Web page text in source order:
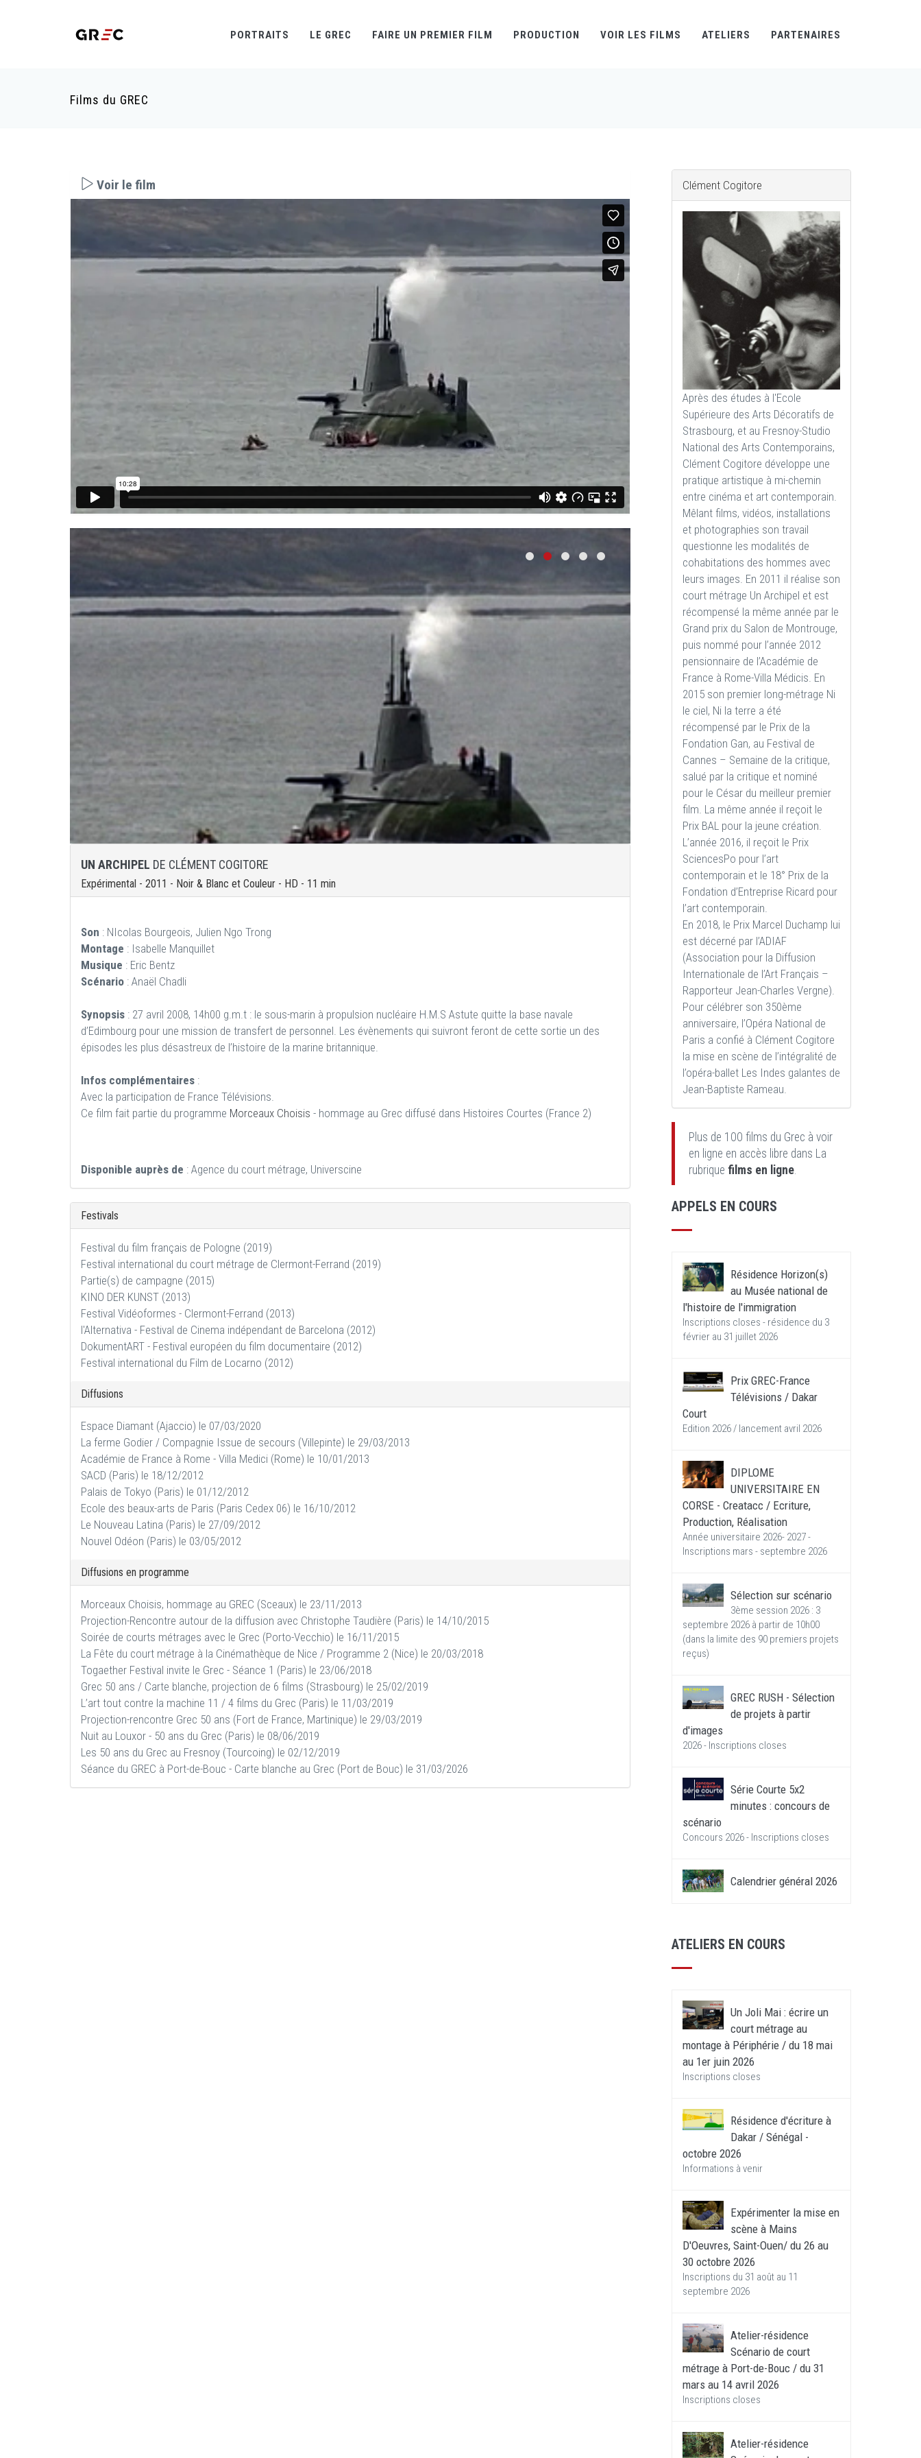
PORTRAITS LE GREC FAIRE UN PREMIER FILM PRODUCTION VOIR LES FILMS ATELIERS PARTENAIRES
Films du GREC
Voir le film
UN ARCHIPEL DE CLÉMENT COGITORE
Expérimental - 2011 - Noir & Blanc et Couleur - HD - 11 min
Son : NIcolas Bourgeois, Julien Ngo Trong
Montage : Isabelle Manquillet
Musique : Eric Bentz
Scénario : Anaël Chadli
Synopsis : 27 avril 2008, 14h00 g.m.t : le sous-marin à propulsion nucléaire H.M.S Astute quitte la base navale
d’Edimbourg pour une mission de transfert de personnel. Les évènements qui suivront feront de cette sortie un des
épisodes les plus désastreux de l’histoire de la marine britannique.
Infos complémentaires :
Avec la participation de France Télévisions.
Ce film fait partie du programme Morceaux Choisis - hommage au Grec diffusé dans Histoires Courtes (France 2)
Disponible auprès de : Agence du court métrage, Universcine
Festivals
Festival du film français de Pologne (2019)
Festival international du court métrage de Clermont-Ferrand (2019)
Partie(s) de campagne (2015)
KINO DER KUNST (2013)
Festival Vidéoformes - Clermont-Ferrand (2013)
l'Alternativa - Festival de Cinema indépendant de Barcelona (2012)
DokumentART - Festival européen du film documentaire (2012)
Festival international du Film de Locarno (2012)
Diffusions
Espace Diamant (Ajaccio) le 07/03/2020
La ferme Godier / Compagnie Issue de secours (Villepinte) le 29/03/2013
Académie de France à Rome - Villa Medici (Rome) le 10/01/2013
SACD (Paris) le 18/12/2012
Palais de Tokyo (Paris) le 01/12/2012
Ecole des beaux-arts de Paris (Paris Cedex 06) le 16/10/2012
Le Nouveau Latina (Paris) le 27/09/2012
Nouvel Odéon (Paris) le 03/05/2012
Diffusions en programme
Morceaux Choisis, hommage au GREC (Sceaux) le 23/11/2013
Projection-Rencontre autour de la diffusion avec Christophe Taudière (Paris) le 14/10/2015
Soirée de courts métrages avec le Grec (Porto-Vecchio) le 16/11/2015
La Fête du court métrage à la Cinémathèque de Nice / Programme 2 (Nice) le 20/03/2018
Togaether Festival invite le Grec - Séance 1 (Paris) le 23/06/2018
Grec 50 ans / Carte blanche, projection de 6 films (Strasbourg) le 25/02/2019
L’art tout contre la machine 11 / 4 films du Grec (Paris) le 11/03/2019
Projection-rencontre Grec 50 ans (Fort de France, Martinique) le 29/03/2019
Nuit au Louxor - 50 ans du Grec (Paris) le 08/06/2019
Les 50 ans du Grec au Fresnoy (Tourcoing) le 02/12/2019
Séance du GREC à Port-de-Bouc - Carte blanche au Grec (Port de Bouc) le 31/03/2026
Clément Cogitore
Après des études à l'Ecole
Supérieure des Arts Décoratifs de
Strasbourg, et au Fresnoy-Studio
National des Arts Contemporains,
Clément Cogitore développe une
pratique artistique à mi-chemin
entre cinéma et art contemporain.
Mêlant films, vidéos, installations
et photographies son travail
questionne les modalités de
cohabitations des hommes avec
leurs images. En 2011 il réalise son
court métrage Un Archipel et est
récompensé la même année par le
Grand prix du Salon de Montrouge,
puis nommé pour l’année 2012
pensionnaire de l’Académie de
France à Rome-Villa Médicis. En
2015 son premier long-métrage Ni
le ciel, Ni la terre a été
récompensé par le Prix de la
Fondation Gan, au Festival de
Cannes – Semaine de la critique,
salué par la critique et nominé
pour le César du meilleur premier
film. La même année il reçoit le
Prix BAL pour la jeune création.
L’année 2016, il reçoit le Prix
SciencesPo pour l’art
contemporain et le 18° Prix de la
Fondation d’Entreprise Ricard pour
l’art contemporain.
En 2018, le Prix Marcel Duchamp lui
est décerné par l’ADIAF
(Association pour la Diffusion
Internationale de l’Art Français –
Rapporteur Jean-Charles Vergne).
Pour célébrer son 350ème
anniversaire, l’Opéra National de
Paris a confié à Clément Cogitore
la mise en scène de l’intégralité de
l’opéra-ballet Les Indes galantes de
Jean-Baptiste Rameau.
Plus de 100 films du Grec à voir
en ligne en accès libre dans La
rubrique films en ligne.
APPELS EN COURS
Résidence Horizon(s)
au Musée national de
l'histoire de l'immigration
Inscriptions closes - résidence du 3
février au 31 juillet 2026
Prix GREC-France
Télévisions / Dakar
Court
Edition 2026 / lancement avril 2026
DIPLOME
UNIVERSITAIRE EN
CORSE - Creatacc / Ecriture,
Production, Réalisation
Année universitaire 2026- 2027 -
Inscriptions mars - septembre 2026
Sélection sur scénario
3ème session 2026 : 3
septembre 2026 à partir de 10h00
(dans la limite des 90 premiers projets
reçus)
GREC RUSH - Sélection
de projets à partir
d'images
2026 - Inscriptions closes
Série Courte 5x2
minutes : concours de
scénario
Concours 2026 - Inscriptions closes
Calendrier général 2026
ATELIERS EN COURS
Un Joli Mai : écrire un
court métrage au
montage à Périphérie / du 18 mai
au 1er juin 2026
Inscriptions closes
Résidence d'écriture à
Dakar / Sénégal -
octobre 2026
Informations à venir
Expérimenter la mise en
scène à Mains
D'Oeuvres, Saint-Ouen/ du 26 au
30 octobre 2026
Inscriptions du 31 août au 11
septembre 2026
Atelier-résidence
Scénario de court
métrage à Port-de-Bouc / du 31
mars au 14 avril 2026
Inscriptions closes
Atelier-résidence